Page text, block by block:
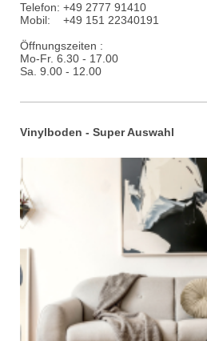
Telefon: +49 2777 91410
Mobil: +49 151 22340191
Öffnungszeiten :
Mo-Fr. 6.30 - 17.00
Sa. 9.00 - 12.00
Vinylboden - Super Auswahl